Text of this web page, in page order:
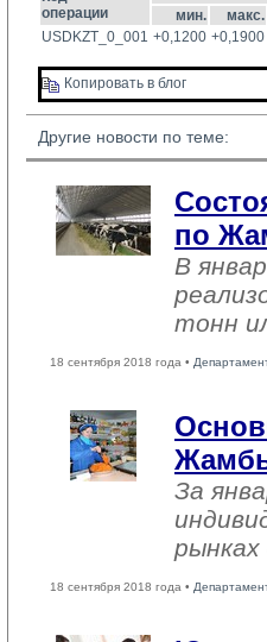
операции
мин. макс.
USDKZT_0_001 +0,1200 +0,1900
Копировать в блог
Другие новости по теме:
по
В
тонн
18 сентября 2018 года •
За
18 сентября 2018 года •